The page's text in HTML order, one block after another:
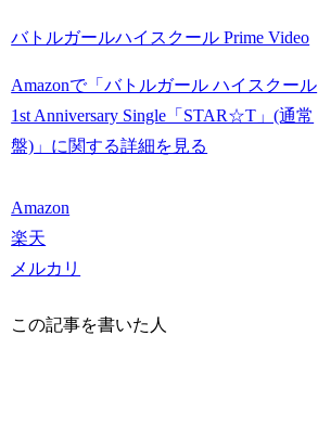
バトルガールハイスクール Prime Video
Amazonで「バトルガール ハイスクール
1st Anniversary Single「STAR☆T」(通常
盤)」に関する詳細を見る
Amazon
楽天
メルカリ
この記事を書いた人